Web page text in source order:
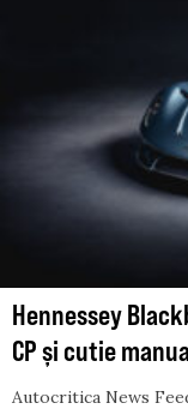
Hennessey
CP și cutie
Autocritica News